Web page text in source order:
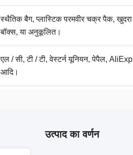
स्थैतिक बैग, प्लास्टिक परमवीर चक्र पैक,
बॉक्स, या अनुकूलित।
एल / सी, टी / टी, वेस्टर्न यूनियन, पेपैल,
आदि।
उत्पाद का वर्णन